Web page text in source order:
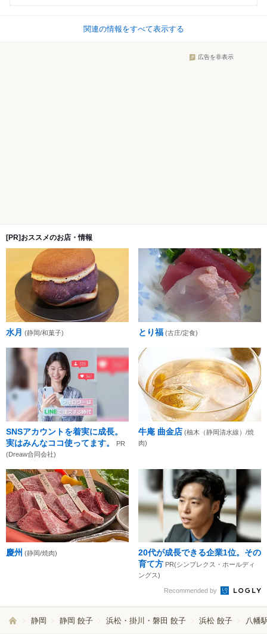
関連の情報をすべて表示する
広告を非表示
[PR]おススメのお店・情報
水月 (静岡/和菓子) とり福 (古庄/定食)
SNSアカウントを着実に成長。
実はみんなココ使ってます。
PR
(Dreaw合同会社)
牛庵 曲金店 (柚木（静岡清水線）/焼
肉)
慶州 (静岡/焼肉)
20代が成長できる企業1位。その
育て方 PR(シンプレクス・ホールディ
ングス)
Recommended by
静岡 静岡 餃子 浜松・掛川・磐田 餃子 浜松 餃子 八幡